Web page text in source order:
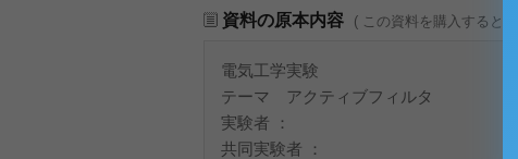
資料の原本内容 ( この資料を購入すると
電気工学実験
テーマ アクティブフィルタ
実験者 ：
共同実験者 ：